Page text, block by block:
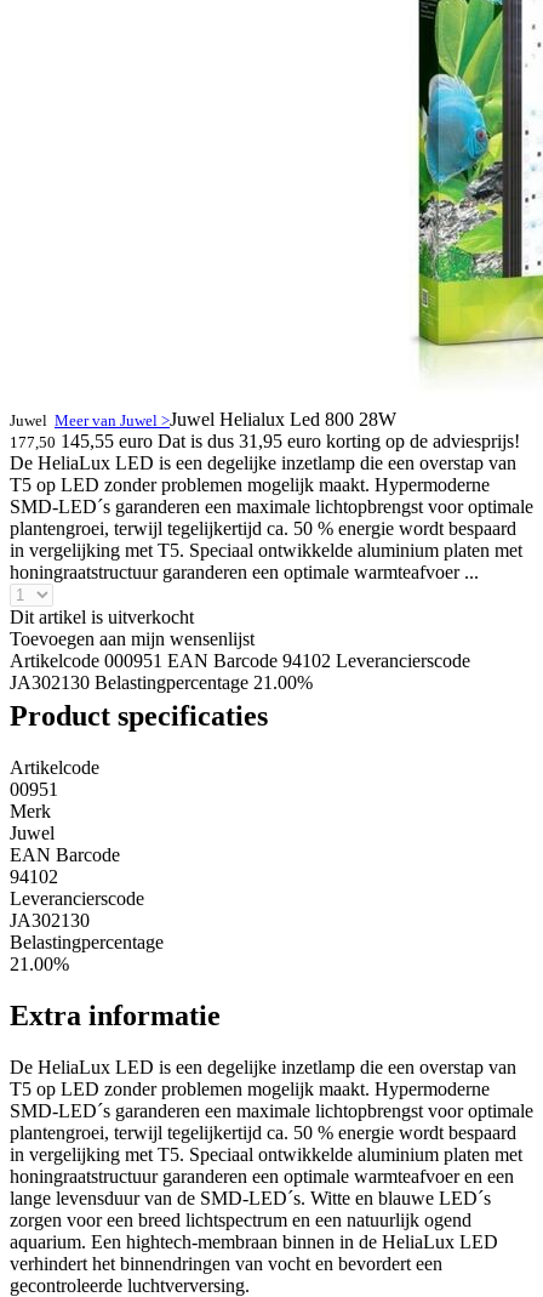
Juwel Meer van Juwel >Juwel Helialux Led 800 28W
177,50 145,55 euro Dat is dus 31,95 euro korting op de adviesprijs!
De HeliaLux LED is een degelijke inzetlamp die een overstap van
T5 op LED zonder problemen mogelijk maakt. Hypermoderne
SMD-LED´s garanderen een maximale lichtopbrengst voor optimale
plantengroei, terwijl tegelijkertijd ca. 50 % energie wordt bespaard
in vergelijking met T5. Speciaal ontwikkelde aluminium platen met
honingraatstructuur garanderen een optimale warmteafvoer ...
Dit artikel is uitverkocht
Toevoegen aan mijn wensenlijst
Artikelcode 000951 EAN Barcode 94102 Leverancierscode
JA302130 Belastingpercentage 21.00%
Product specificaties
Artikelcode
00951
Merk
Juwel
EAN Barcode
94102
Leverancierscode
JA302130
Belastingpercentage
21.00%
Extra informatie
De HeliaLux LED is een degelijke inzetlamp die een overstap van
T5 op LED zonder problemen mogelijk maakt. Hypermoderne
SMD-LED´s garanderen een maximale lichtopbrengst voor optimale
plantengroei, terwijl tegelijkertijd ca. 50 % energie wordt bespaard
in vergelijking met T5. Speciaal ontwikkelde aluminium platen met
honingraatstructuur garanderen een optimale warmteafvoer en een
lange levensduur van de SMD-LED´s. Witte en blauwe LED´s
zorgen voor een breed lichtspectrum en een natuurlijk ogend
aquarium. Een hightech-membraan binnen in de HeliaLux LED
verhindert het binnendringen van vocht en bevordert een
gecontroleerde luchtverversing.